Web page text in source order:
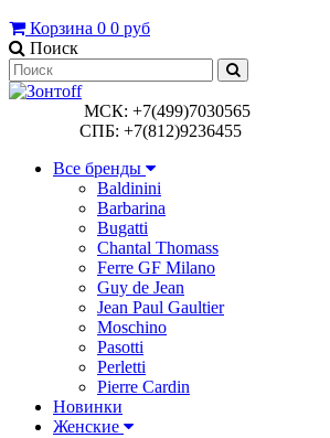
Корзина 0 0 руб
Поиск
МСК: +7(499)7030565
СПБ: +7(812)9236455
Все бренды
Baldinini
Barbarina
Bugatti
Chantal Thomass
Ferre GF Milano
Guy de Jean
Jean Paul Gaultier
Moschino
Pasotti
Perletti
Pierre Cardin
Новинки
Женские